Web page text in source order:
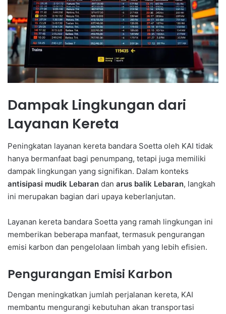
Dampak Lingkungan dari
Layanan Kereta
Peningkatan layanan kereta bandara Soetta oleh KAI tidak
hanya bermanfaat bagi penumpang, tetapi juga memiliki
dampak lingkungan yang signifikan. Dalam konteks
antisipasi mudik Lebaran dan arus balik Lebaran, langkah
ini merupakan bagian dari upaya keberlanjutan.
Layanan kereta bandara Soetta yang ramah lingkungan ini
memberikan beberapa manfaat, termasuk pengurangan
emisi karbon dan pengelolaan limbah yang lebih efisien.
Pengurangan Emisi Karbon
Dengan meningkatkan jumlah perjalanan kereta, KAI
membantu mengurangi kebutuhan akan transportasi